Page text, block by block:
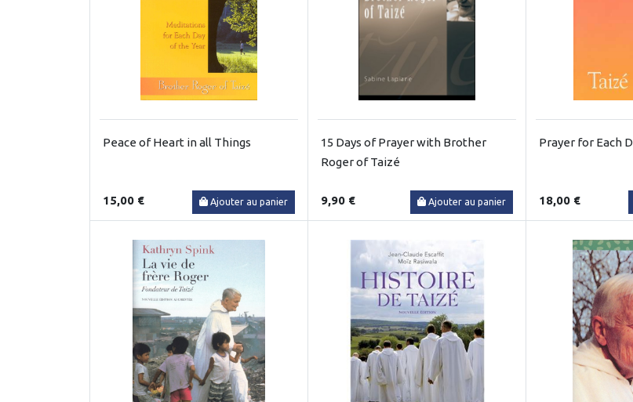
Peace of Heart in all Things
15,00 € Ajouter au panier
15 Days of Prayer with Brother
Roger of Taizé
9,90 € Ajouter au panier
Prayer for Each
18,00 €